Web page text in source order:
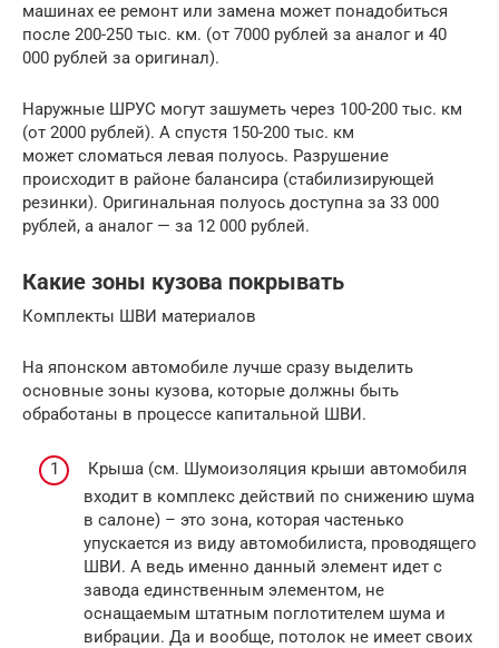
машинах ее ремонт или замена может понадобиться
после 200-250 тыс. км. (от 7000 рублей за аналог и 40
000 рублей за оригинал).
Наружные ШРУС могут зашуметь через 100-200 тыс. км
(от 2000 рублей). А спустя 150-200 тыс. км
может сломаться левая полуось. Разрушение
происходит в районе балансира (стабилизирующей
резинки). Оригинальная полуось доступна за 33 000
рублей, а аналог — за 12 000 рублей.
Какие зоны кузова покрывать
Комплекты ШВИ материалов
На японском автомобиле лучше сразу выделить
основные зоны кузова, которые должны быть
обработаны в процессе капитальной ШВИ.
Крыша (см. Шумоизоляция крыши автомобиля
входит в комплекс действий по снижению шума
в салоне) – это зона, которая частенько
упускается из виду автомобилиста, проводящего
ШВИ. А ведь именно данный элемент идет с
завода единственным элементом, не
оснащаемым штатным поглотителем шума и
вибрации. Да и вообще, потолок не имеет своих